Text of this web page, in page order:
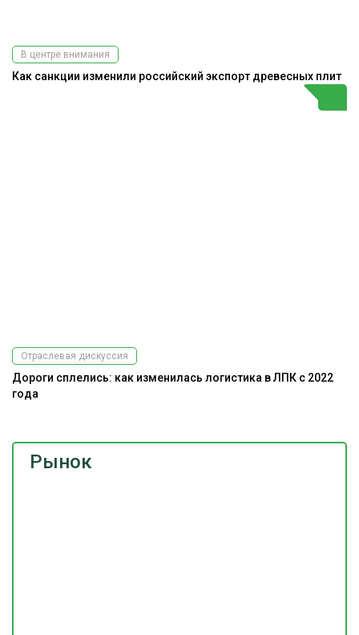
Рынок
В центре внимания
Как санкции изменили российский экспорт древесных плит
Отраслевая дискуссия
Дороги сплелись: как изменилась логистика в ЛПК с 2022
года